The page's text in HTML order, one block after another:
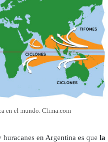
en el mundo. Clima.com
en Argentina es que la